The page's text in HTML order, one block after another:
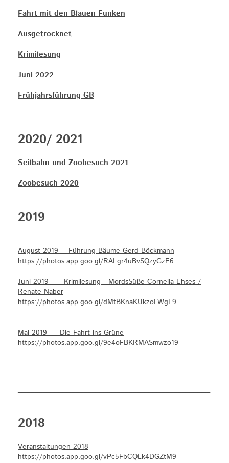
Fahrt mit den Blauen Funken
Ausgetrocknet
Krimilesung
Juni 2022
Frühjahrsführung GB
2020/ 2021
Seilbahn und Zoobesuch 2021
Zoobesuch 2020
2019
August 2019 Führung Bäume Gerd Böckmann
https://photos.app.goo.gl/RALgr4uBvSQzyGzE6
Juni 2019 Krimilesung - MordsSüße Cornelia Ehses /
Renate Naber
https://photos.app.goo.gl/dMtBKnaKUkzoLWgF9
Mai 2019 Die Fahrt ins Grüne
https://photos.app.goo.gl/9e4oFBKRMASmwzo19
2018
Veranstaltungen 2018
https://photos.app.goo.gl/vPc5FbCQLk4DGZtM9